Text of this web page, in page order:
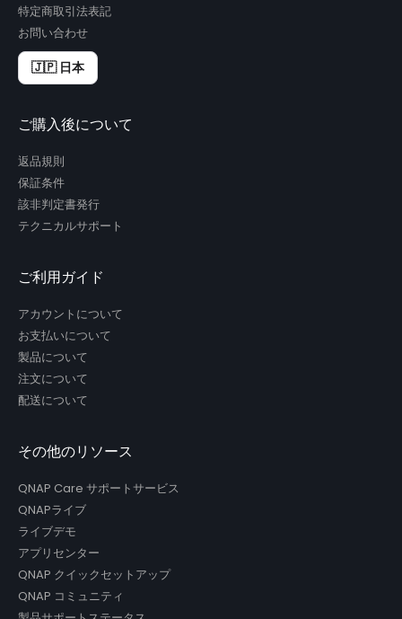
特定商取引法表記
お問い合わせ
🇯🇵 日本
ご購入後について
返品規則
保証条件
該非判定書発行
テクニカルサポート
ご利用ガイド
アカウントについて
お支払いについて
製品について
注文について
配送について
その他のリソース
QNAP Care サポートサービス
QNAPライブ
ライブデモ
アプリセンター
QNAP クイックセットアップ
QNAP コミュニティ